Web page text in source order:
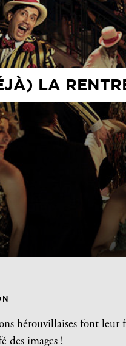
LA
hérouvillaises font leur
des images !